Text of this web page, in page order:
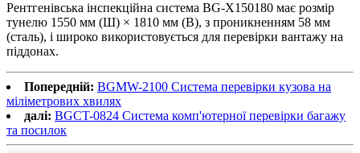
Рентгенівська інспекційна система BG-X150180 має розмір
тунелю 1550 мм (Ш) × 1810 мм (В), з проникненням 58 мм
(сталь), і широко використовується для перевірки вантажу на
піддонах.
Попередній: BGMW-2100 Система перевірки кузова на
міліметрових хвилях
далі: BGCT-0824 Система комп'ютерної перевірки багажу
та посилок